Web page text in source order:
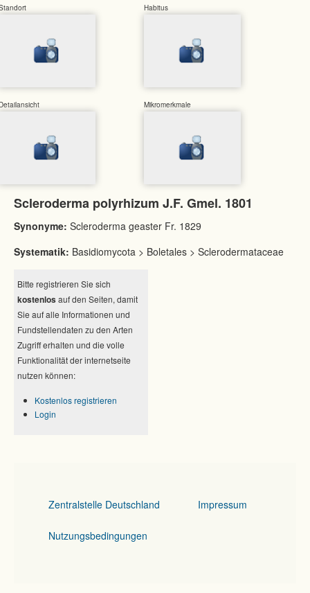
Habitus
Mikromerkmale
Scleroderma polyrhizum J.F. Gmel. 1801
Synonyme: Scleroderma geaster Fr. 1829
Systematik: Basidiomycota > Boletales > Sclerodermataceae
Bitte registrieren Sie sich
kostenlos auf den Seiten, damit
Sie auf alle Informationen und
Fundstellendaten zu den Arten
Zugriff erhalten und die volle
Funktionalität der internetseite
nutzen können:
Kostenlos registrieren
Login
Zentralstelle Deutschland Impressum
Nutzungsbedingungen